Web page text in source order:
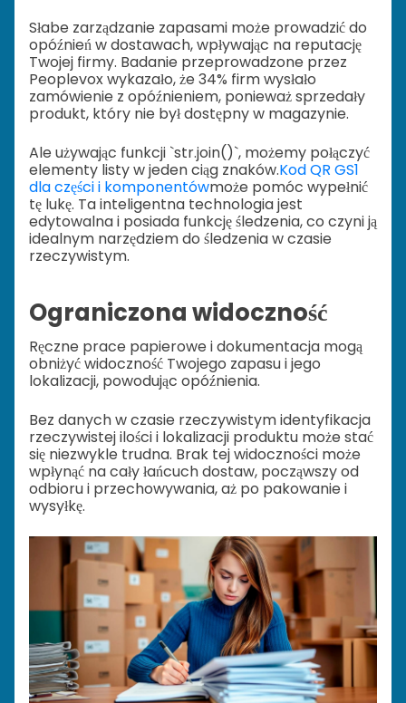
Słabe zarządzanie zapasami może prowadzić do
opóźnień w dostawach, wpływając na reputację
Twojej firmy. Badanie przeprowadzone przez
Peoplevox wykazało, że 34% firm wysłało
zamówienie z opóźnieniem, ponieważ sprzedały
produkt, który nie był dostępny w magazynie.
Ale używając funkcji `str.join()`, możemy połączyć
elementy listy w jeden ciąg znaków.Kod QR GS1
dla części i komponentówmoże pomóc wypełnić
tę lukę. Ta inteligentna technologia jest
edytowalna i posiada funkcję śledzenia, co czyni ją
idealnym narzędziem do śledzenia w czasie
rzeczywistym.
Ograniczona widoczność
Ręczne prace papierowe i dokumentacja mogą
obniżyć widoczność Twojego zapasu i jego
lokalizacji, powodując opóźnienia.
Bez danych w czasie rzeczywistym identyfikacja
rzeczywistej ilości i lokalizacji produktu może stać
się niezwykle trudna. Brak tej widoczności może
wpłynąć na cały łańcuch dostaw, począwszy od
odbioru i przechowywania, aż po pakowanie i
wysyłkę.